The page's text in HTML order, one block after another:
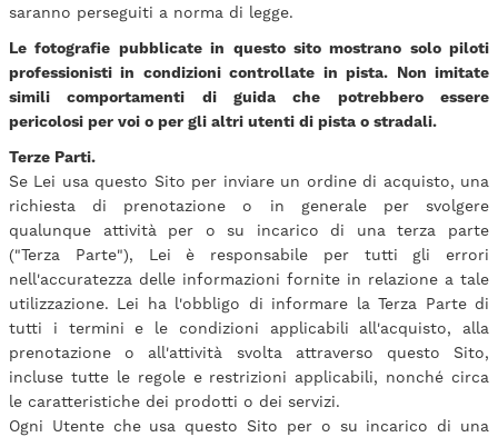
saranno perseguiti a norma di legge.
Le fotografie pubblicate in questo sito mostrano solo piloti
professionisti in condizioni controllate in pista. Non imitate
simili comportamenti di guida che potrebbero essere
pericolosi per voi o per gli altri utenti di pista o stradali.
Terze Parti.
Se Lei usa questo Sito per inviare un ordine di acquisto, una
richiesta di prenotazione o in generale per svolgere
qualunque attività per o su incarico di una terza parte
("Terza Parte"), Lei è responsabile per tutti gli errori
nell'accuratezza delle informazioni fornite in relazione a tale
utilizzazione. Lei ha l'obbligo di informare la Terza Parte di
tutti i termini e le condizioni applicabili all'acquisto, alla
prenotazione o all'attività svolta attraverso questo Sito,
incluse tutte le regole e restrizioni applicabili, nonché circa
le caratteristiche dei prodotti o dei servizi.
Ogni Utente che usa questo Sito per o su incarico di una